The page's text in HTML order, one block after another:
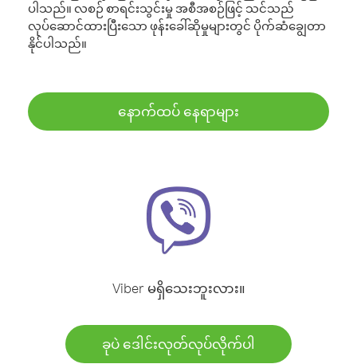
ပါသည်။ လစဉ် စာရင်းသွင်းမှု အစီအစဉ်ဖြင့် သင်သည်
လုပ်ဆောင်ထားပြီးသော ဖုန်းခေါ်ဆိုမှုများတွင် ပိုက်ဆံချွေတာ
နိုင်ပါသည်။
နောက်ထပ် နေရာများ
Viber မရှိသေးဘူးလား။
ခုပဲ ဒေါင်းလုတ်လုပ်လိုက်ပါ